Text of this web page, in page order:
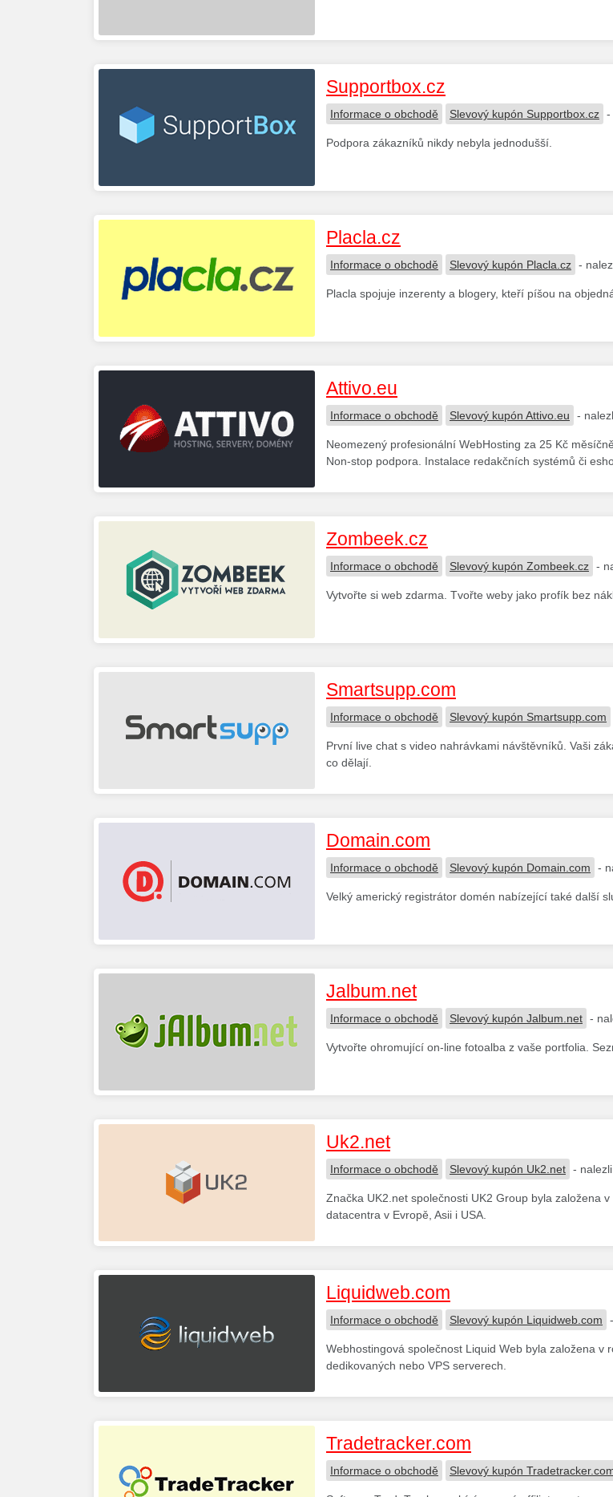
Supportbox.cz
Informace o obchodě Slevový kupón Supportbox.cz -
Podpora zákazníků nikdy nebyla jednodušší.
Placla.cz
Informace o obchodě Slevový kupón Placla.cz -
Placla spojuje inzerenty a blogery, kteří píšou na
Attivo.eu
Informace o obchodě Slevový kupón Attivo.eu -
Neomezený profesionální WebHosting za 25 Kč
Non-stop podpora. Instalace redakčních systémů či
Zombeek.cz
Informace o obchodě Slevový kupón Zombeek.cz -
Vytvořte si web zdarma. Tvořte weby jako profík bez
Smartsupp.com
Informace o obchodě Slevový kupón Smartsupp.com
První live chat s video nahrávkami návštěvníků. Vaši
co dělají.
Domain.com
Informace o obchodě Slevový kupón Domain.com -
Velký americký registrátor domén nabízející také další
Jalbum.net
Informace o obchodě Slevový kupón Jalbum.net -
Vytvořte ohromující on-line fotoalba z vaše portfolia.
Uk2.net
Informace o obchodě Slevový kupón Uk2.net -
Značka UK2.net společnosti UK2 Group byla založena
datacentra v Evropě, Asii i USA.
Liquidweb.com
Informace o obchodě Slevový kupón Liquidweb.com
Webhostingová společnost Liquid Web byla založena
dedikovaných nebo VPS serverech.
Tradetracker.com
Informace o obchodě Slevový kupón